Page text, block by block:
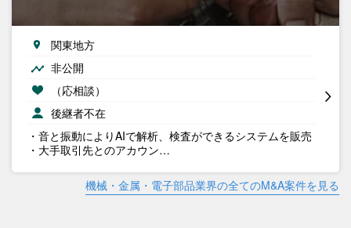
関東地方
非公開
（応相談）
後継者不在
・音と振動によりAIで解析、検査ができるシステムを販売
・大手取引先とのアカウン…
機械・金属・電子部品業界の全てのM&A案件を見る